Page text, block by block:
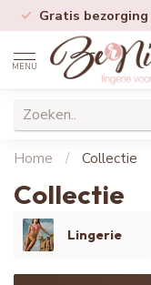
Gratis bezorging
MENU
Home / Collectie
Collectie
Lingerie